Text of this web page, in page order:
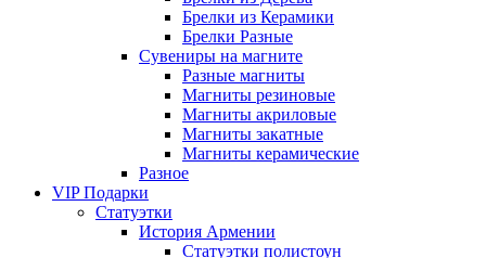
Брелки из Керамики
Брелки Разные
Сувениры на магните
Разные магниты
Магниты резиновые
Магниты акриловые
Магниты закатные
Магниты керамические
Разное
VIP Подарки
Статуэтки
История Армении
Статуэтки полистоун